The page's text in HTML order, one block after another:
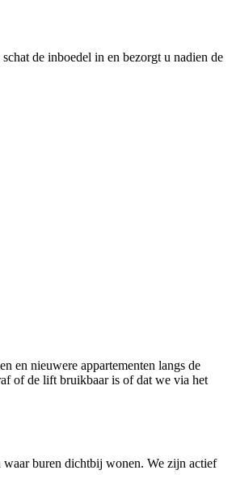
de inboedel in en bezorgt u nadien de
en nieuwere appartementen langs de
of de lift bruikbaar is of dat we via het
waar buren dichtbij wonen. We zijn actief